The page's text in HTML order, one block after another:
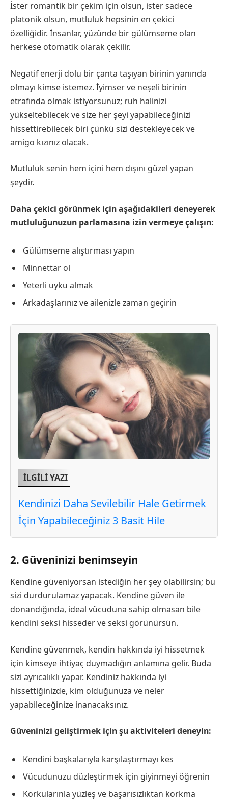
İster romantik bir çekim için olsun, ister sadece
platonik olsun, mutluluk hepsinin en çekici
özelliğidir. İnsanlar, yüzünde bir gülümseme olan
herkese otomatik olarak çekilir.
Negatif enerji dolu bir çanta taşıyan birinin yanında
olmayı kimse istemez. İyimser ve neşeli birinin
etrafında olmak istiyorsunuz; ruh halinizi
yükseltebilecek ve size her şeyi yapabileceğinizi
hissettirebilecek biri çünkü sizi destekleyecek ve
amigo kızınız olacak.
Mutluluk senin hem içini hem dışını güzel yapan
şeydir.
Daha çekici görünmek için aşağıdakileri deneyerek
mutluluğunuzun parlamasına izin vermeye çalışın:
Gülümseme alıştırması yapın
Minnettar ol
Yeterli uyku almak
Arkadaşlarınız ve ailenizle zaman geçirin
İLGİLİ YAZI
Kendinizi Daha Sevilebilir Hale Getirmek
İçin Yapabileceğiniz 3 Basit Hile
2. Güveninizi benimseyin
Kendine güveniyorsan istediğin her şey olabilirsin; bu
sizi durdurulamaz yapacak. Kendine güven ile
donandığında, ideal vücuduna sahip olmasan bile
kendini seksi hisseder ve seksi görünürsün.
Kendine güvenmek, kendin hakkında iyi hissetmek
için kimseye ihtiyaç duymadığın anlamına gelir. Buda
sizi ayrıcalıklı yapar. Kendiniz hakkında iyi
hissettiğinizde, kim olduğunuza ve neler
yapabileceğinize inanacaksınız.
Güveninizi geliştirmek için şu aktiviteleri deneyin:
Kendini başkalarıyla karşılaştırmayı kes
Vücudunuzu düzleştirmek için giyinmeyi öğrenin
Korkularınla ​​yüzleş ve başarısızlıktan korkma